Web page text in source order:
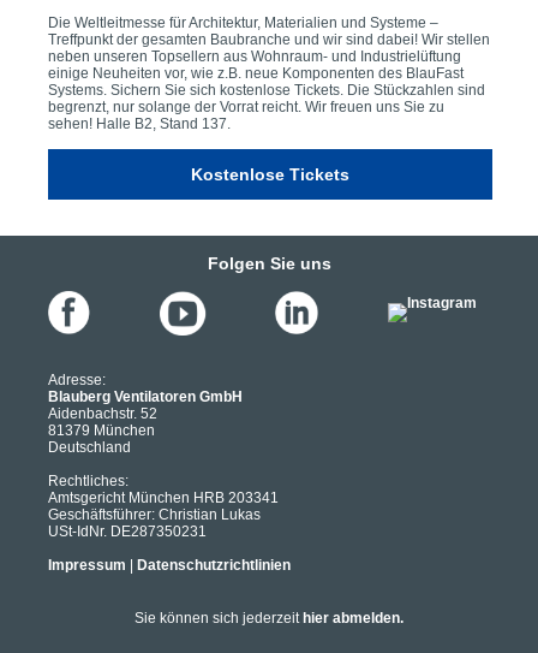
Die Weltleitmesse für Architektur, Materialien und Systeme –
Treffpunkt der gesamten Baubranche und wir sind dabei! Wir stellen
neben unseren Topsellern aus Wohnraum- und Industrielüftung
einige Neuheiten vor, wie z.B. neue Komponenten des BlauFast
Systems. Sichern Sie sich kostenlose Tickets. Die Stückzahlen sind
begrenzt, nur solange der Vorrat reicht. Wir freuen uns Sie zu
sehen! Halle B2, Stand 137.
Kostenlose Tickets
Folgen Sie uns
Adresse:
Blauberg Ventilatoren GmbH
Aidenbachstr. 52
81379 München
Deutschland
Rechtliches:
Amtsgericht München HRB 203341
Geschäftsführer: Christian Lukas
USt-IdNr. DE287350231
Impressum
Datenschutzrichtlinien
Sie können sich jederzeit hier abmelden.